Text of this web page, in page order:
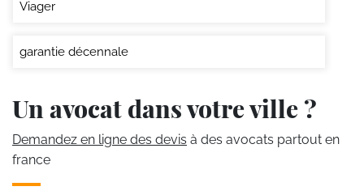
Viager
garantie décennale
Un avocat dans votre ville ?
Demandez en ligne des devis à des avocats partout en
france